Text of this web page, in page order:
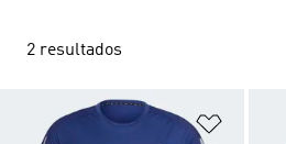
2 resultados